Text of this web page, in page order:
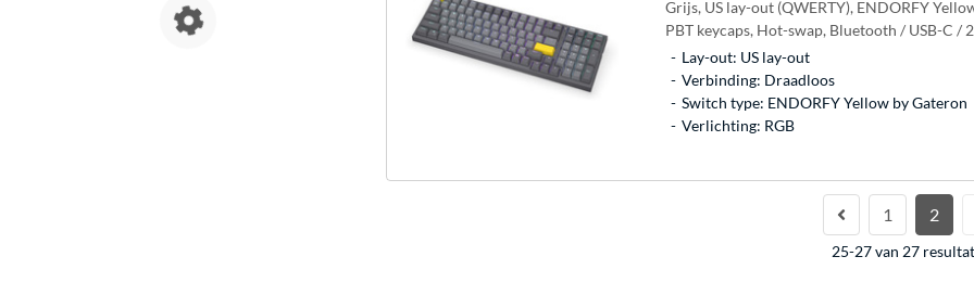
Grijs, US lay-out (QWERTY), ENDORFY
PBT keycaps, Hot-swap, Bluetooth / USB-C /
Lay-out: US lay-out
Verbinding: Draadloos
Switch type: ENDORFY Yellow by Gateron
Verlichting: RGB
1 2
25-27 van 27